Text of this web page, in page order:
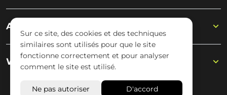
Academy
Wisseloord
Sur ce site, des cookies et des techniques
similaires sont utilisés pour que le site
fonctionne correctement et pour analyser
comment le site est utilisé.